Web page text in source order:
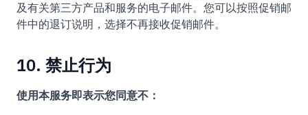
及有关第三方产品和服务的电子邮件。您可以按照促销邮
件中的退订说明，选择不再接收促销邮件。
10. 禁止行为
使用本服务即表示您同意不：